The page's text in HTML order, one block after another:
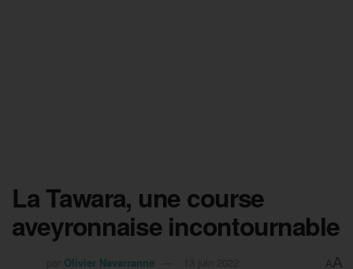
La Tawara, une course
aveyronnaise incontournable
Olivier Navarranne AA